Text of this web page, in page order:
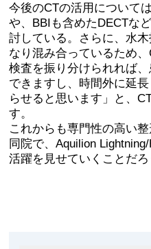
今後のCTの活用について
や、BBIも含めたDECTな
討している。さらに、水
なり混み合っているため
検査を振り分けられれば
できますし、時間外に延
らせると思います」と、
す。
これからも専門性の高い
同院で、Aquilion
活躍を見せていくことだろ